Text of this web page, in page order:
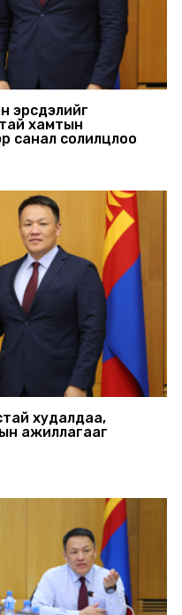
эрсдэлийг
хамтын
санал солилцлоо
худалдаа,
ажиллагааг